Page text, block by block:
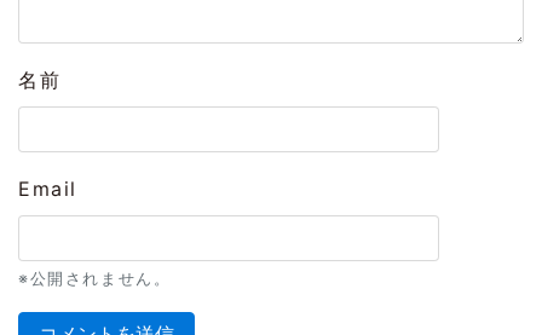
名前
Email
※公開されません。